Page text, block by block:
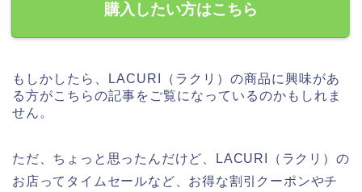
購入したい方はこちら
もしかしたら、LACURI（ラクリ）の商品に興味があ
る方がこちらの記事をご覧になっているのかもしれま
せん。
ただ、ちょっと思ったんだけど、LACURI（ラクリ）の
お店ってタイムセールなど、お得な割引クーポンやチ